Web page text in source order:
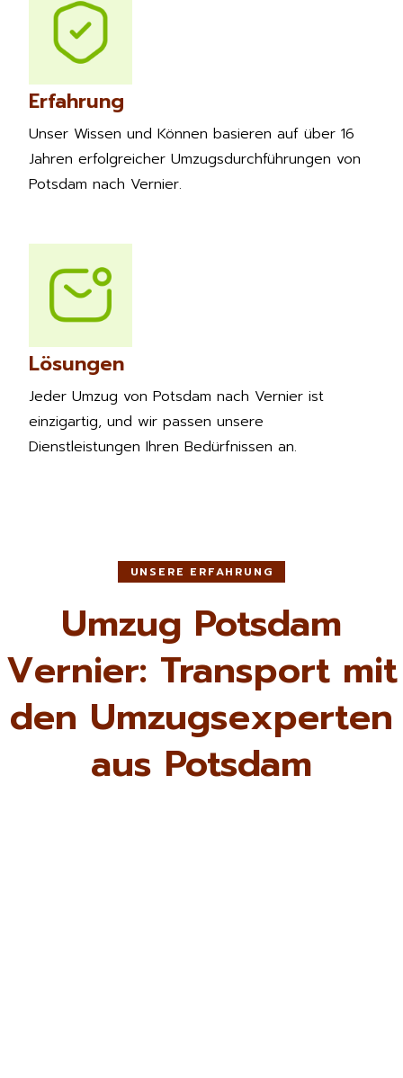
Erfahrung
Unser Wissen und Können basieren auf über 16
Jahren erfolgreicher Umzugsdurchführungen von
Potsdam nach Vernier.
Lösungen
Jeder Umzug von Potsdam nach Vernier ist
einzigartig, und wir passen unsere
Dienstleistungen Ihren Bedürfnissen an.
UNSERE ERFAHRUNG
Umzug Potsdam
Vernier: Transport mit
den Umzugsexperten
aus Potsdam